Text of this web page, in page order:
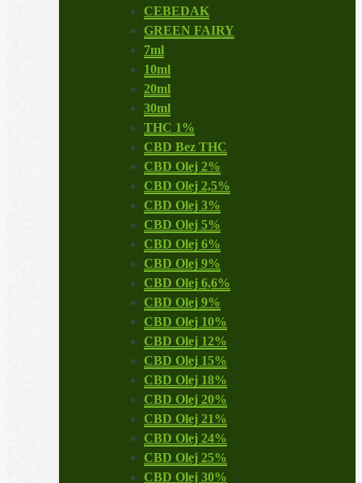
CEBEDAK
GREEN FAIRY
7ml
10ml
20ml
30ml
THC 1%
CBD Bez THC
CBD Olej 2%
CBD Olej 2,5%
CBD Olej 3%
CBD Olej 5%
CBD Olej 6%
CBD Olej 9%
CBD Olej 6,6%
CBD Olej 9%
CBD Olej 10%
CBD Olej 12%
CBD Olej 15%
CBD Olej 18%
CBD Olej 20%
CBD Olej 21%
CBD Olej 24%
CBD Olej 25%
CBD Olej 30%